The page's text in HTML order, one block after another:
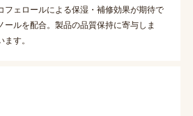
フェロールによる保湿・補修効果が期待で
ールを配合。製品の品質保持に寄与しま
す。